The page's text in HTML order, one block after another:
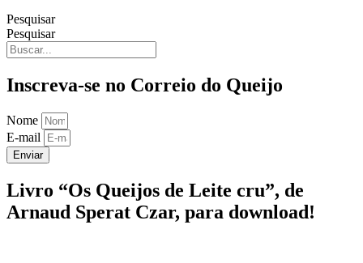
Pesquisar
Pesquisar
Inscreva-se no Correio do Queijo
Nome
E-mail
Enviar
Livro “Os Queijos de Leite cru”, de
Arnaud Sperat Czar, para download!